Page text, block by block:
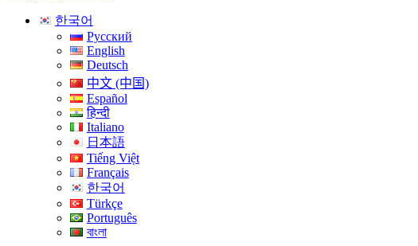
한국어
Русский
English
Deutsch
中文 (中国)
Español
हिन्दी
Italiano
日本語
Tiếng Việt
Français
한국어
Türkçe
Português
বাংলা